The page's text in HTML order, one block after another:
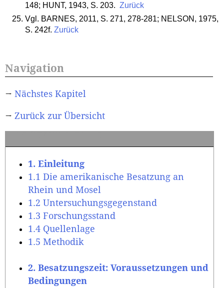
148; HUNT, 1943, S. 203. Zurück
Vgl. BARNES, 2011, S. 271, 278-281; NELSON, 1975,
S. 242f. Zurück
Navigation
→ Nächstes Kapitel
→ Zurück zur Übersicht
Inhaltsverzeichnis
1. Einleitung
1.1 Die amerikanische Besatzung an
Rhein und Mosel
1.2 Untersuchungsgegenstand
1.3 Forschungsstand
1.4 Quellenlage
1.5 Methodik
2. Besatzungszeit: Voraussetzungen und
Bedingungen